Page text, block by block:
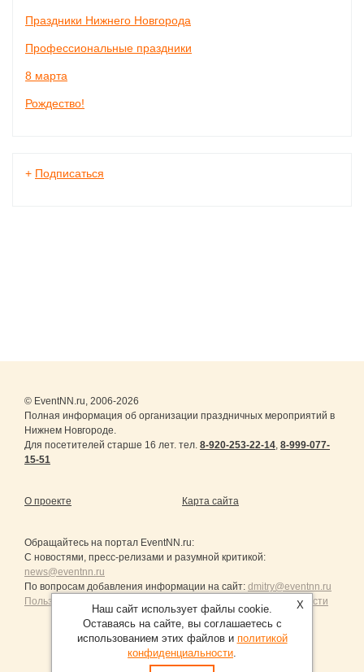
Праздники Нижнего Новгорода
Профессиональные праздники
8 марта
Рождество!
+ Подписаться
© EventNN.ru, 2006-2026
Полная информация об организации праздничных мероприятий в
Нижнем Новгороде.
Для посетителей старше 16 лет. тел. 8-920-253-22-14, 8-999-077-
15-51
О проекте Карта сайта
Обращайтесь на портал EventNN.ru:
С новостями, пресс-релизами и разумной критикой:
news@eventnn.ru
По вопросам добавления информации на сайт: dmitry@eventnn.ru
Пользовательское Соглашение и политика конфиденциальности
Продвижение сайтов Санкт-Петербург
X
Наш сайт использует файлы cookie.
Оставаясь на сайте, вы соглашаетесь с
использованием этих файлов и политикой
конфиденциальности.